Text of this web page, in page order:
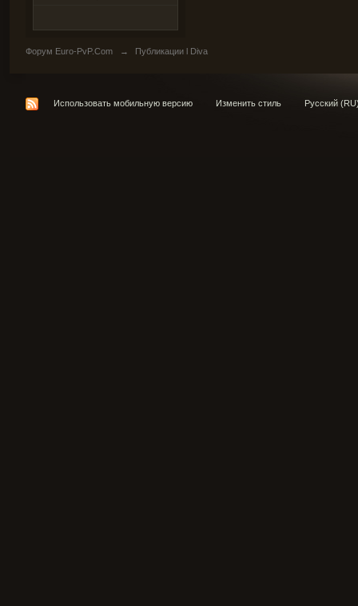
Форум Euro-PvP.Com → Публикации l Diva
Использовать мобильную версию Изменить стиль Русский